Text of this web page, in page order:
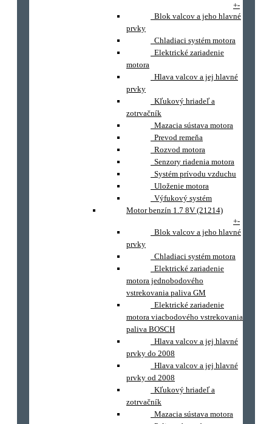
+-
Blok valcov a jeho hlavné
prvky
Chladiaci systém motora
Elektrické zariadenie
motora
Hlava valcov a jej hlavné
prvky
Kľukový hriadeľ a
zotrvačník
Mazacia sústava motora
Prevod remeňa
Rozvod motora
Senzory riadenia motora
Systém prívodu vzduchu
Uloženie motora
Výfukový systém
Motor benzín 1.7 8V (21214)
+-
Blok valcov a jeho hlavné
prvky
Chladiaci systém motora
Elektrické zariadenie
motora jednobodového
vstrekovania paliva GM
Elektrické zariadenie
motora viacbodového vstrekovania
paliva BOSCH
Hlava valcov a jej hlavné
prvky do 2008
Hlava valcov a jej hlavné
prvky od 2008
Kľukový hriadeľ a
zotrvačník
Mazacia sústava motora